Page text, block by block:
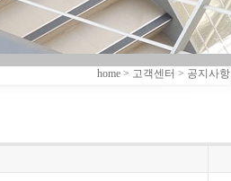
home > 고객센터 > 공지사항